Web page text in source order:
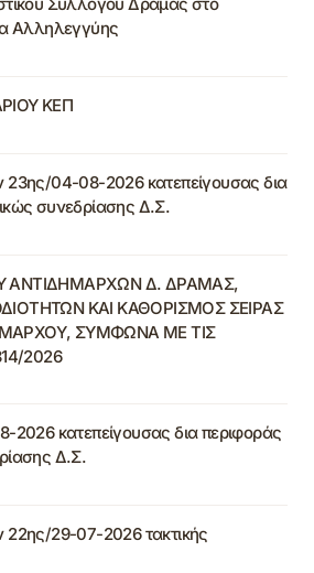
Συλλόγου Δράμας στο
Αλληλεγγύης
ΚΕΠ
04-08-2026 κατεπείγουσας δια
συνεδρίασης Δ.Σ.
ΑΝΤΙΔΗΜΑΡΧΩΝ Δ. ΔΡΑΜΑΣ,
ΚΑΙ ΚΑΘΟΡΙΣΜΟΣ ΣΕΙΡΑΣ
ΣΥΜΦΩΝΑ ΜΕ ΤΙΣ
2026
κατεπείγουσας δια περιφοράς
Δ.Σ.
29-07-2026 τακτικής